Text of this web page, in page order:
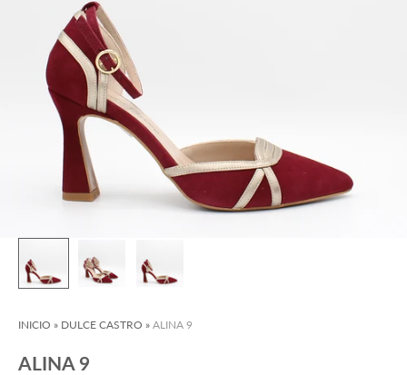
INICIO » DULCE CASTRO » ALINA 9
ALINA 9